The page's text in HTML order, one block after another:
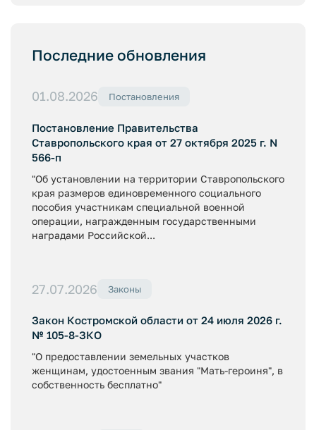
Последние обновления
01.08.2026 Постановления
Постановление Правительства
Ставропольского края от 27 октября 2025 г. N
566-п
"Об установлении на территории Ставропольского
края размеров единовременного социального
пособия участникам специальной военной
операции, награжденным государственными
наградами Российской...
27.07.2026 Законы
Закон Костромской области от 24 июля 2026 г.
№ 105-8-ЗКО
"О предоставлении земельных участков
женщинам, удостоенным звания "Мать-героиня", в
собственность бесплатно"